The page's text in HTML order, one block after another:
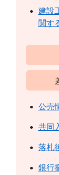
建設
関す
公売
共同
落札
銀行